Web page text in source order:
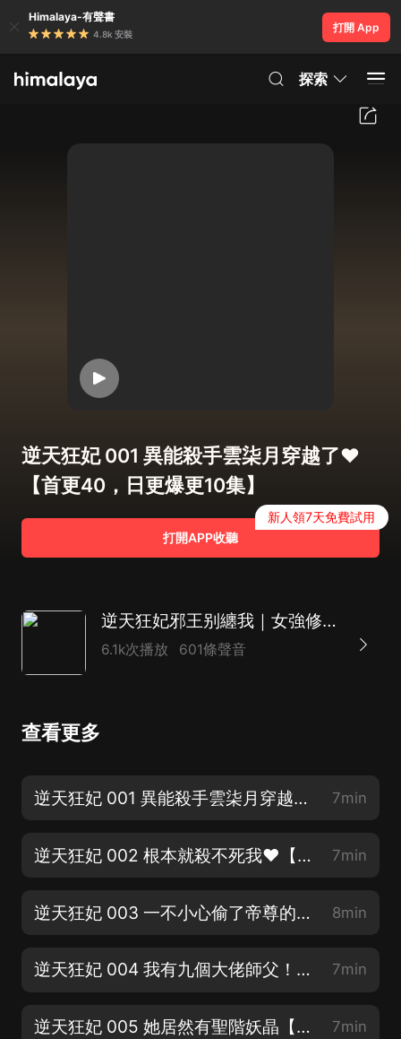
Himalaya-有聲書
4.8k 安裝
打開 App
探索
逆天狂妃 001 異能殺手雲柒月穿越了❤️
【首更40，日更爆更10集】
打開APP收聽
新人領7天免費試用
逆天狂妃邪王别纏我｜女強修仙｜廢柴逆襲｜古言穿越爽文｜搞笑甜寵
6.1k次播放 601條聲音
查看更多
逆天狂妃 001 異能殺手雲柒月穿越了❤️【首更40，日更爆更10集】 7min
逆天狂妃 002 根本就殺不死我❤️【首更40，日更10集】 7min
逆天狂妃 003 一不小心偷了帝尊的種【首更40，日榜更10集！】 8min
逆天狂妃 004 我有九個大佬師父！【訂閱+評論，加更加更加更】 7min
逆天狂妃 005 她居然有聖階妖晶【訂閱+評價，加更加更加更】 7min